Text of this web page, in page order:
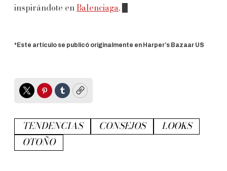
inspirándote en Balenciaga. ▉
*Este artículo se publicó originalmente en Harper’s Bazaar US
TwitterPinterest
TumblrCopy
TENDENCIAS CONSEJOS
LOOKS
OTOÑO